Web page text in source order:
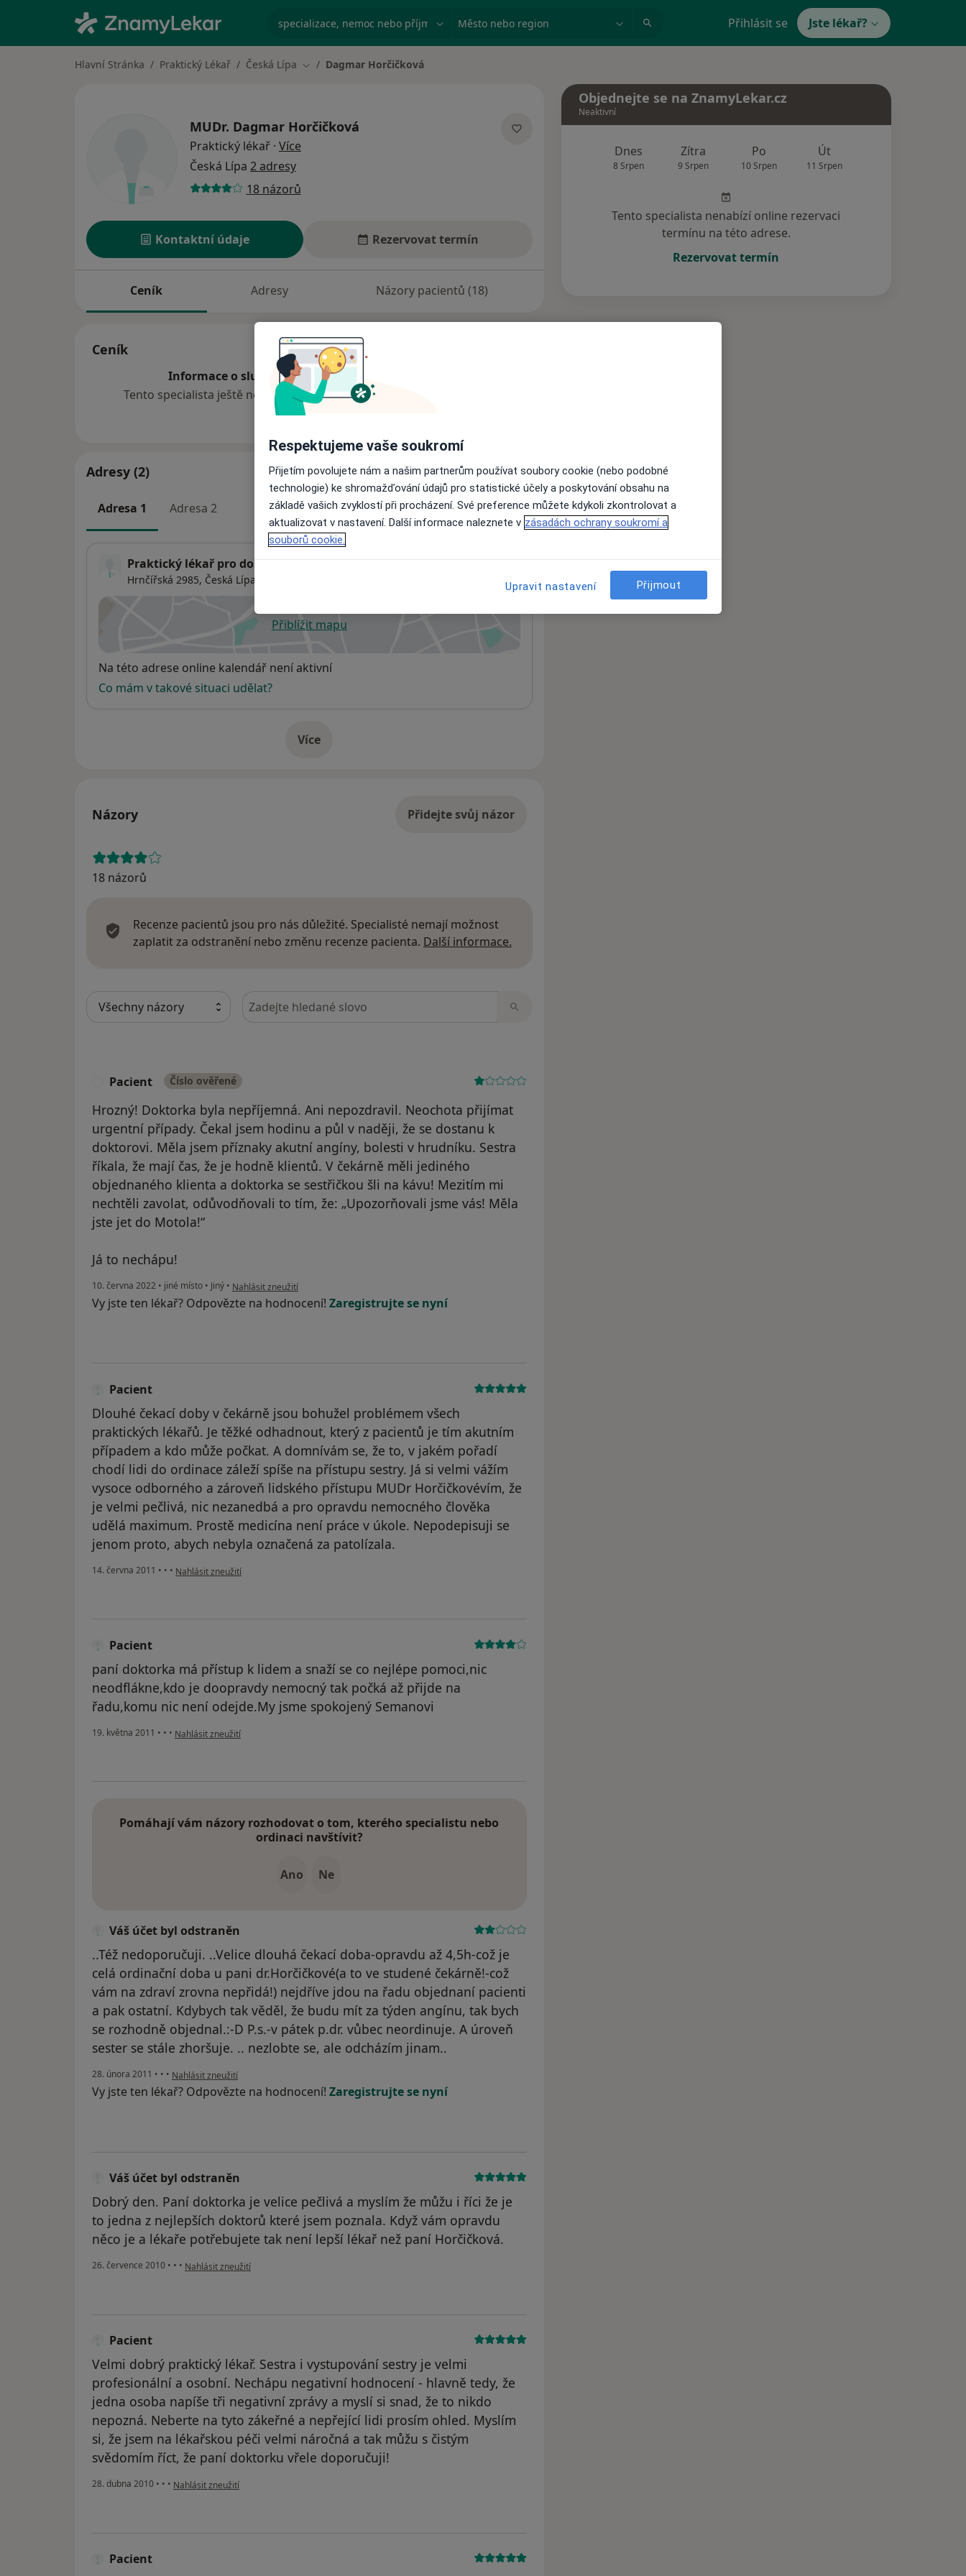
specializace, nemoc nebo příjmení Město nebo region Přihlásit se Jste lékař?
Hlavní Stránka Praktický Lékař Česká Lípa Změna města
Dagmar Horčičková
MUDr. Dagmar Horčičková
Praktický lékař · Více
Česká Lípa 2 adresy
18 názorů
Kontaktní údaje Rezervovat termín
Ceník Adresy Názory pacientů (18)
Ceník
Informace o službách a cenách nejsou k dispozici
Tento specialista ještě nepřidával žádné informace o svých službách.
Adresy (2)
Adresa 1 Adresa 2
Praktický lékař pro dospělé
Hrnčířská 2985, Česká Lípa
Přiblížit mapuse otevře v nové záložce
Dostupnost
Na této adrese online kalendář není aktivní
Co mám v takové situaci udělat?
Víceo adrese
Názory Přidejte svůj názor
18 názorů
Recenze pacientů jsou pro nás důležité. Specialisté nemají možnost
zaplatit za odstranění nebo změnu recenze pacienta. Další informace.
Hledejte v názorech
Pacient Číslo ověřené
Hrozný! Doktorka byla nepříjemná. Ani nepozdravil. Neochota přijímat
urgentní případy. Čekal jsem hodinu a půl v naději, že se dostanu k
doktorovi. Měla jsem příznaky akutní angíny, bolesti v hrudníku. Sestra
říkala, že mají čas, že je hodně klientů. V čekárně měli jediného
objednaného klienta a doktorka se sestřičkou šli na kávu! Mezitím mi
nechtěli zavolat, odůvodňovali to tím, že: „Upozorňovali jsme vás! Měla
jste jet do Motola!“
Já to nechápu!
10. června 2022 • jiné místo • Jiný • podle názoru uživatele Pacient
Nahlásit zneužití
Vy jste ten lékař? Odpovězte na hodnocení! Zaregistrujte se nyní
Pacient
Dlouhé čekací doby v čekárně jsou bohužel problémem všech
praktických lékařů. Je těžké odhadnout, který z pacientů je tím akutním
případem a kdo může počkat. A domnívám se, že to, v jakém pořadí
chodí lidi do ordinace záleží spíše na přístupu sestry. Já si velmi vážím
vysoce odborného a zároveň lidského přístupu MUDr Horčičkovévím, že
je velmi pečlivá, nic nezanedbá a pro opravdu nemocného člověka
udělá maximum. Prostě medicína není práce v úkole. Nepodepisuji se
jenom proto, abych nebyla označená za patolízala.
14. června 2011 • • • podle názoru uživatele Pacient
Nahlásit zneužití
Pacient
paní doktorka má přístup k lidem a snaží se co nejlépe pomoci,nic
neodflákne,kdo je doopravdy nemocný tak počká až přijde na
řadu,komu nic není odejde.My jsme spokojený Semanovi
19. května 2011 • • • podle názoru uživatele Pacient
Nahlásit zneužití
Pomáhají vám názory rozhodovat o tom, kterého specialistu nebo
ordinaci navštívit?
Ano Ne
Váš účet byl odstraněn
..Též nedoporučuji. ..Velice dlouhá čekací doba-opravdu až 4,5h-což je
celá ordinační doba u pani dr.Horčičkové(a to ve studené čekárně!-což
vám na zdraví zrovna nepřidá!) nejdříve jdou na řadu objednaní pacienti
a pak ostatní. Kdybych tak věděl, že budu mít za týden angínu, tak bych
se rozhodně objednal.:-D P.s.-v pátek p.dr. vůbec neordinuje. A úroveň
sester se stále zhoršuje. .. nezlobte se, ale odcházím jinam..
28. února 2011 • • • podle názoru uživatele Váš účet byl odstraněn
Nahlásit zneužití
Vy jste ten lékař? Odpovězte na hodnocení! Zaregistrujte se nyní
Váš účet byl odstraněn
Dobrý den. Paní doktorka je velice pečlivá a myslím že můžu i říci že je
to jedna z nejlepších doktorů které jsem poznala. Když vám opravdu
něco je a lékaře potřebujete tak není lepší lékař než paní Horčičková.
26. července 2010 • • • podle názoru uživatele Váš účet byl odstraněn
Nahlásit zneužití
Pacient
Velmi dobrý praktický lékař. Sestra i vystupování sestry je velmi
profesionální a osobní. Nechápu negativní hodnocení - hlavně tedy, že
jedna osoba napíše tři negativní zprávy a myslí si snad, že to nikdo
nepozná. Neberte na tyto zákeřné a nepřející lidi prosím ohled. Myslím
si, že jsem na lékařskou péči velmi náročná a tak můžu s čistým
svědomím říct, že paní doktorku vřele doporučuji!
28. dubna 2010 • • • podle názoru uživatele Pacient
Nahlásit zneužití
Pacient
Objednejte se na ZnamyLekar.cz
Neaktivní
Dnes
8 Srpen
Zítra
9 Srpen
Po
10 Srpen
Út
11 Srpen
Tento specialista nenabízí online rezervaci
termínu na této adrese.
Rezervovat termín
Respektujeme vaše soukromí
Přijetím povolujete nám a našim partnerům používat soubory cookie (nebo podobné
technologie) ke shromažďování údajů pro statistické účely a poskytování obsahu na
základě vašich zvyklostí při procházení. Své preference můžete kdykoli zkontrolovat a
aktualizovat v nastavení. Další informace naleznete v zásadách ochrany soukromí a
souborů cookie.
Upravit nastavení Přijmout